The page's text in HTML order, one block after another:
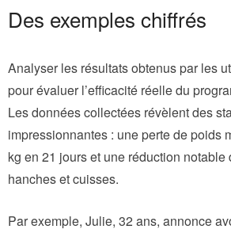
Des exemples chiffrés
Analyser les résultats obtenus par les
pour évaluer l’efficacité réelle du
Les données collectées révèlent des
impressionnantes : une perte de poids
kg en 21 jours et une réduction notable
hanches et cuisses.
Par exemple, Julie, 32 ans, annonce